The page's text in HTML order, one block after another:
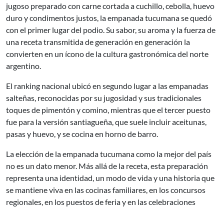
jugoso preparado con carne cortada a cuchillo, cebolla, huevo
duro y condimentos justos, la empanada tucumana se quedó
con el primer lugar del podio. Su sabor, su aroma y la fuerza de
una receta transmitida de generación en generación la
convierten en un ícono de la cultura gastronómica del norte
argentino.
El ranking nacional ubicó en segundo lugar a las empanadas
salteñas, reconocidas por su jugosidad y sus tradicionales
toques de pimentón y comino, mientras que el tercer puesto
fue para la versión santiagueña, que suele incluir aceitunas,
pasas y huevo, y se cocina en horno de barro.
La elección de la empanada tucumana como la mejor del país
no es un dato menor. Más allá de la receta, esta preparación
representa una identidad, un modo de vida y una historia que
se mantiene viva en las cocinas familiares, en los concursos
regionales, en los puestos de feria y en las celebraciones